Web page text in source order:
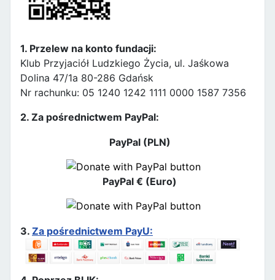
1. Przelew na konto fundacji:
Klub Przyjaciół Ludzkiego Życia, ul. Jaśkowa
Dolina 47/1a 80-286 Gdańsk
Nr rachunku: 05 1240 1242 1111 0000 1587 7356
2. Za pośrednictwem PayPal:
PayPal (PLN)
PayPal € (Euro)
3. Za pośrednictwem PayU: